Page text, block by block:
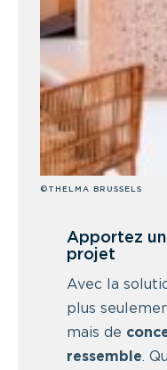
©THELMA BRUSSELS
Apportez
projet
Avec la
plus
mais de
ressemble.